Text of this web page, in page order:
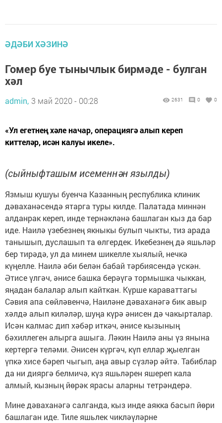
ӘДӘБИ ХӘЗИНӘ
Гомер буе тынычлык бирмәде - булган
хәл
admin, 3 май 2020 - 00:28 2631 0 0
«Ул егетнең хәле начар, операциягә алып кереп
киттеләр, исән калуы икеле».
(сыйныфташым исеменнән язылды)
Язмыш кушуы буенча Казанның республика клиник
дәваханәсендә ятарга туры килде. Палатада миннән
алданрак кереп, инде тернәкләнә башлаган кыз да бар
иде. Наилә үзебезнең якныкы булып чыкты, тиз арада
танышып, дуслашып та өлгердек. Икебезнең дә яшьләр
бер тирәдә, ул да минем шикелле хыялый, нечкә
күңелле. Наилә әби белән бабай тәрбиясендә үскән.
Әтисе үлгәч, әнисе башка берәүгә тормышка чыккан,
яңадан балалар алып кайткан. Күрше караваттагы
Сәвия апа сөйләвенчә, Наиләне дәваханәгә бик авыр
хәлдә алып киләләр, шуңа күрә әнисен дә чакырталар.
Исән калмас дип хәбәр иткәч, әнисе кызының
бәхиллеген алырга ашыга. Ләкин Наилә аны үз янына
кертергә теләми. Әнисен күргәч, күп еллар җыелган
үпкә хисе бәреп чыгып, аңа авыр сүзләр әйтә. Табиблар
да ни дияргә белмичә, күз яшьләрен яшереп кала
алмый, кызның йөрәк ярасы аларны тетрәндерә.
Мине дәваханәгә салганда, кыз инде аякка басып йөри
башлаган иде. Тиле яшьлек чикләүләрне